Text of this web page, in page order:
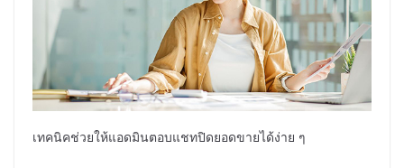
เทคนิคช่วยให้แอดมินตอบแชทปิดยอดขายได้ง่าย ๆ